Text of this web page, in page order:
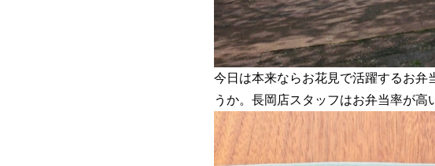
今日は本来ならお花見で活躍するお弁
うか。長岡店スタッフはお弁当率が高